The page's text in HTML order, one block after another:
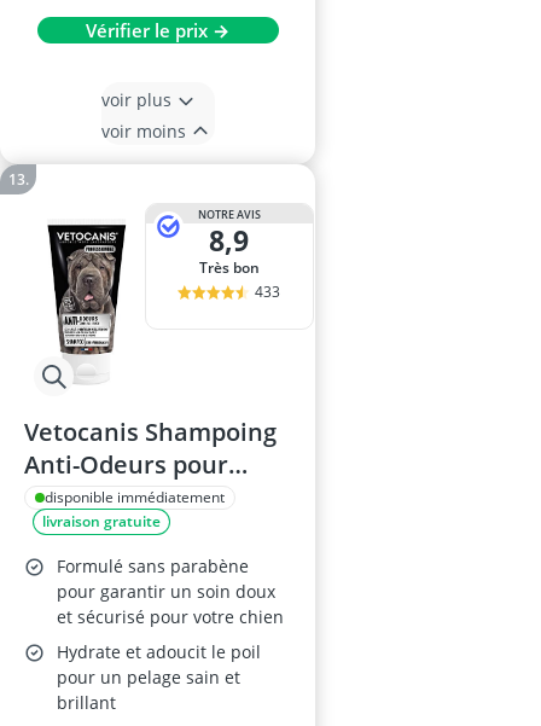
Vérifier le prix →
voir plus
voir moins
NOTRE AVIS
8,9
Très bon
433
Vetocanis Shampoing
Anti-Odeurs pour
Chien 300ml
disponible immédiatement
livraison gratuite
Formulé sans parabène
pour garantir un soin doux
et sécurisé pour votre chien
Hydrate et adoucit le poil
pour un pelage sain et
brillant